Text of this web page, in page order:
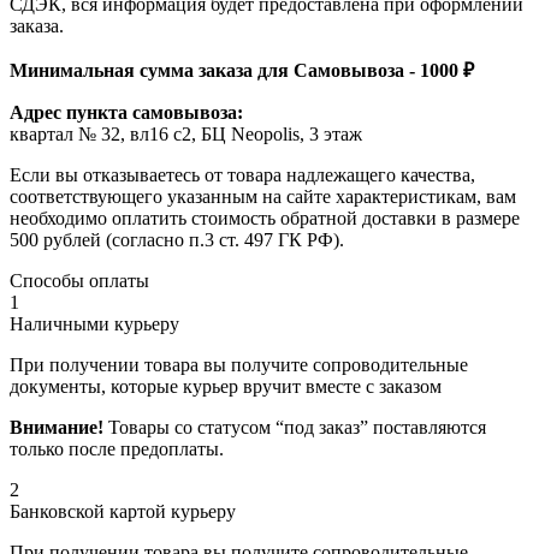
СДЭК, вся информация будет предоставлена при оформлении
заказа.
Минимальная сумма заказа для Самовывоза - 1000 ₽
Адрес пункта самовывоза:
квартал № 32, вл16 с2, БЦ Neopolis, 3 этаж
Если вы отказываетесь от товара надлежащего качества,
соответствующего указанным на сайте характеристикам, вам
необходимо оплатить стоимость обратной доставки в размере
500 рублей (согласно п.3 ст. 497 ГК РФ).
Способы оплаты
1
Наличными курьеру
При получении товара вы получите сопроводительные
документы, которые курьер вручит вместе с заказом
Внимание! Товары со статусом “под заказ” поставляются
только после предоплаты.
2
Банковской картой курьеру